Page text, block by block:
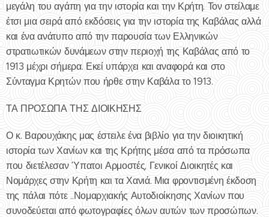
μεγάλη του αγάπη για την ιστορία και την Κρήτη. Τον στείλαμε
έτσι μια σειρά από εκδόσεις για την ιστορία της Καβάλας αλλά
και ένα ανάτυπο από την παρουσία των Ελληνικών
στρατιωτικών δυνάμεων στην περιοχή της Καβάλας από το
1913 μέχρι σήμερα. Εκεί υπάρχει και αναφορά και στο
Σύνταγμα Κρητών που ήρθε στην Καβάλα το 1913.
ΤΑ ΠΡΟΣΩΠΑ ΤΗΣ ΔΙΟΙΚΗΣΗΣ
Ο κ. Βαρουχάκης μας έστειλε ένα βιβλίο για την διοικητική
ιστορία των Χανίων και της Κρήτης μέσα από τα πρόσωπα
που διετέλεσαν Ύπατοι Αρμοστές, Γενικοί Διοικητές και
Νομάρχες στην Κρήτη και τα Χανιά. Μια φροντισμένη έκδοση
της πάλαι πότε ..Νομαρχιακής Αυτοδιοίκησης Χανίων που
συνοδεύεται από φωτογραφίες όλων αυτών των προσώπων.